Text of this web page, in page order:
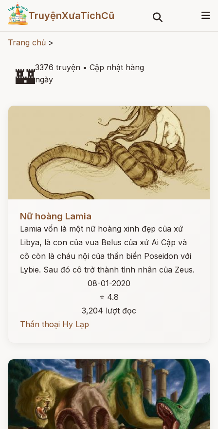
TruyệnXưaTíchCũ
Trang chủ >
🏰3376 truyện • Cập nhật hàng
ngày
Nữ hoàng Lamia
Lamia vốn là một nữ hoàng xinh đẹp của xứ
Libya, là con của vua Belus của xứ Ai Cập và
cô còn là cháu nội của thần biển Poseidon với
Lybie. Sau đó cô trở thành tình nhân của Zeus.
08-01-2020
⭐ 4.8
3,204 lượt đọc
Thần thoại Hy Lạp